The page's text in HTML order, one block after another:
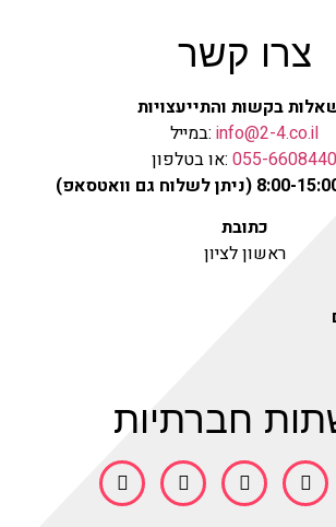
חברתיות
צרו קשר
בקשות והתייעצויות
info@2-4.co.il :במייל
055-6608440 :או בטלפון
כתובת
ראשון לציון